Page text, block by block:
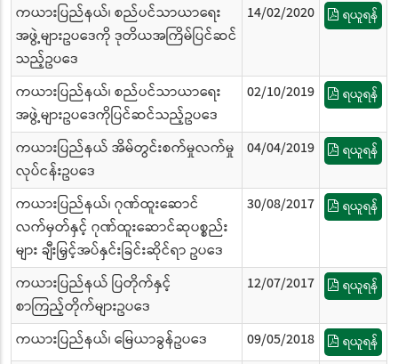
ကယားပြည်နယ်၊ စည်ပင်သာယာရေး
အဖွဲ့များဥပဒေကို ဒုတိယအကြိမ်ပြင်ဆင်
သည့်ဥပဒေ
14/02/2020 ရယူရန်
ကယားပြည်နယ်၊ စည်ပင်သာယာရေး
အဖွဲ့များဥပဒေကိုပြင်ဆင်သည့်ဥပဒေ
02/10/2019 ရယူရန်
ကယားပြည်နယ် အိမ်တွင်းစက်မှုလက်မှု
လုပ်ငန်းဥပဒေ
04/04/2019 ရယူရန်
ကယားပြည်နယ်၊ ဂုဏ်ထူးဆောင်
လက်မှတ်နှင့် ဂုဏ်ထူးဆောင်ဆုပစ္စည်း
များ ချီးမြှင့်အပ်နှင်းခြင်းဆိုင်ရာ ဥပဒေ
30/08/2017 ရယူရန်
ကယားပြည်နယ် ပြတိုက်နှင့်
စာကြည့်တိုက်များဥပဒေ
12/07/2017 ရယူရန်
ကယားပြည်နယ်၊ မြေယာခွန်ဥပဒေ 09/05/2018 ရယူရန်